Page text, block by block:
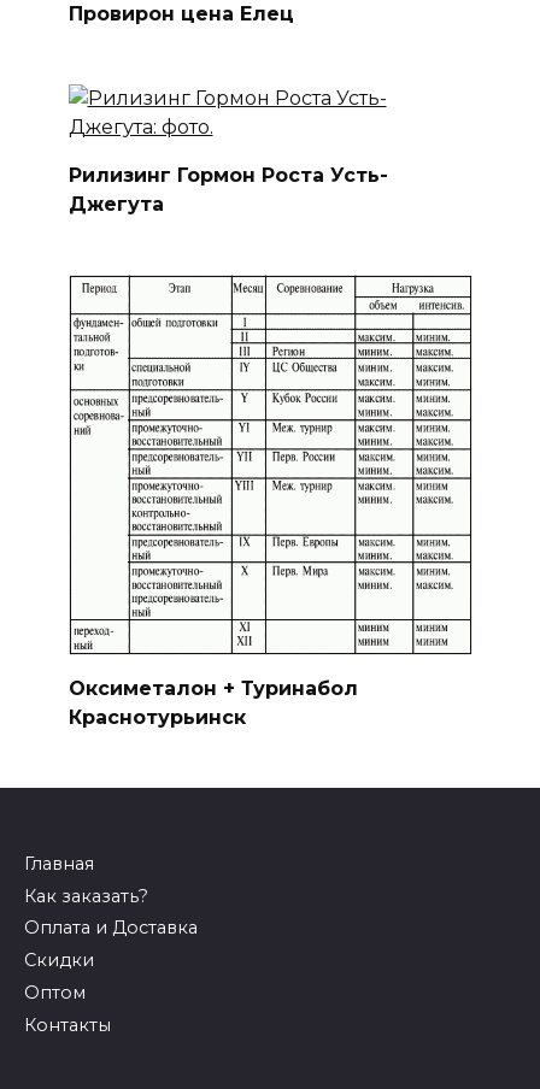
Провирон цена Елец
Рилизинг Гормон Роста Усть-
Джегута
Оксиметалон + Туринабол
Краснотурьинск
Главная
Как заказать?
Оплата и Доставка
Скидки
Оптом
Контакты